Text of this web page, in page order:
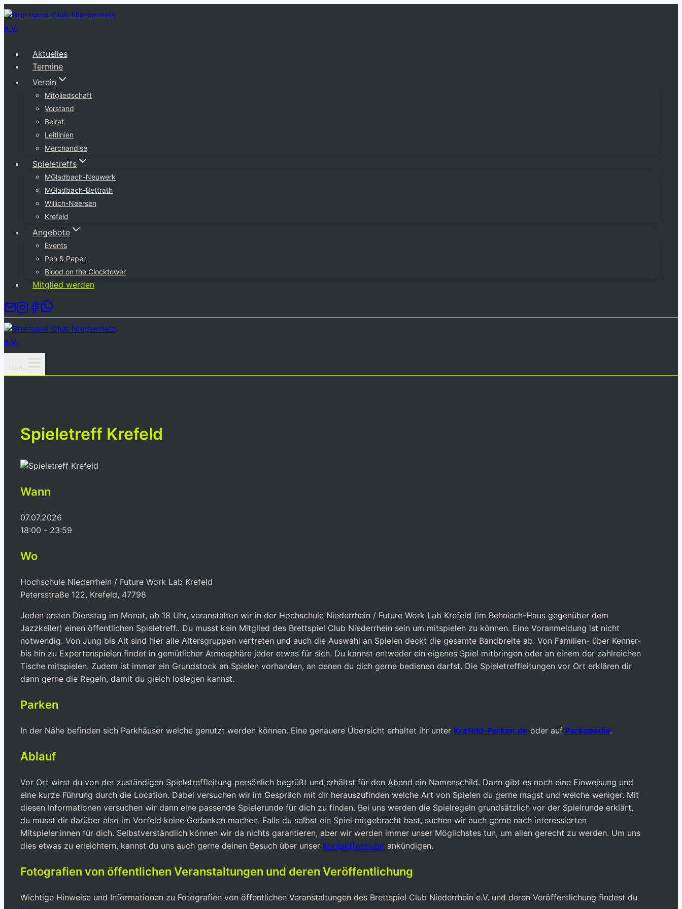
Zum
Inhalt
springen
Aktuelles
Termine
Verein
Mitgliedschaft
Vorstand
Beirat
Leitlinien
Merchandise
Spieletreffs
MGladbach-Neuwerk
MGladbach-Bettrath
Willich-Neersen
Krefeld
Angebote
Events
Pen & Paper
Blood on the Clocktower
Mitglied werden
Menu
Spieletreff Krefeld
Wann
07.07.2026
18:00 - 23:59
Wo
Hochschule Niederrhein / Future Work Lab Krefeld
Petersstraße 122, Krefeld, 47798
Jeden ersten Dienstag im Monat, ab 18 Uhr, veranstalten wir in der Hochschule Niederrhein / Future Work Lab Krefeld (im Behnisch-Haus gegenüber dem
Jazzkeller) einen öffentlichen Spieletreff.. Du musst kein Mitglied des Brettspiel Club Niederrhein sein um mitspielen zu können. Eine Voranmeldung ist nicht
notwendig. Von Jung bis Alt sind hier alle Altersgruppen vertreten und auch die Auswahl an Spielen deckt die gesamte Bandbreite ab. Von Familien- über Kenner-
bis hin zu Expertenspielen findet in gemütlicher Atmosphäre jeder etwas für sich. Du kannst entweder ein eigenes Spiel mitbringen oder an einem der zahlreichen
Tische mitspielen. Zudem ist immer ein Grundstock an Spielen vorhanden, an denen du dich gerne bedienen darfst. Die Spieletreffleitungen vor Ort erklären dir
dann gerne die Regeln, damit du gleich loslegen kannst.
Parken
In der Nähe befinden sich Parkhäuser welche genutzt werden können. Eine genauere Übersicht erhaltet ihr unter Krefeld-Parken.de oder auf Parkopedia.
Ablauf
Vor Ort wirst du von der zuständigen Spieletreffleitung persönlich begrüßt und erhältst für den Abend ein Namenschild. Dann gibt es noch eine Einweisung und
eine kurze Führung durch die Location. Dabei versuchen wir im Gespräch mit dir herauszufinden welche Art von Spielen du gerne magst und welche weniger. Mit
diesen Informationen versuchen wir dann eine passende Spielerunde für dich zu finden. Bei uns werden die Spielregeln grundsätzlich vor der Spielrunde erklärt,
du musst dir darüber also im Vorfeld keine Gedanken machen. Falls du selbst ein Spiel mitgebracht hast, suchen wir auch gerne nach interessierten
Mitspieler:innen für dich. Selbstverständlich können wir da nichts garantieren, aber wir werden immer unser Möglichstes tun, um allen gerecht zu werden. Um uns
dies etwas zu erleichtern, kannst du uns auch gerne deinen Besuch über unser Kontaktformular ankündigen.
Fotografien von öffentlichen Veranstaltungen und deren Veröffentlichung
Wichtige Hinweise und Informationen zu Fotografien von öffentlichen Veranstaltungen des Brettspiel Club Niederrhein e.V. und deren Veröffentlichung findest du